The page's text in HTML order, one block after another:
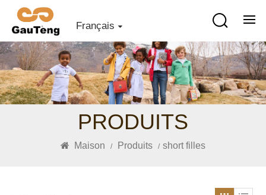
Français
PRODUITS
Maison / Produits / short filles